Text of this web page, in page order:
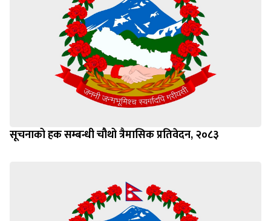
सूचनाको हक सम्बन्धी चौथो त्रैमासिक प्रतिवेदन, २०८३